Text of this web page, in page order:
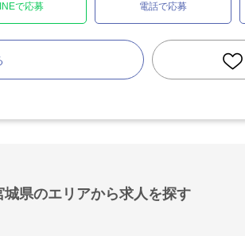
で応募 電話で応募
城県のエリアから求人を探す